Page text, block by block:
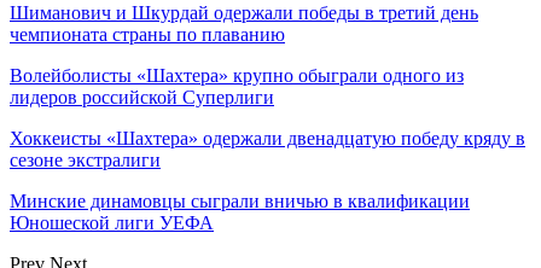
Шиманович и Шкурдай одержали победы в третий день
чемпионата страны по плаванию
Волейболисты «Шахтера» крупно обыграли одного из
лидеров российской Суперлиги
Хоккеисты «Шахтера» одержали двенадцатую победу кряду в
сезоне экстралиги
Минские динамовцы сыграли вничью в квалификации
Юношеской лиги УЕФА
Prev Next